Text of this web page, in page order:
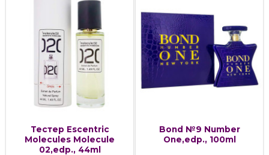
Тестер Escentric
Molecules Molecule
02,edp., 44ml
Bond №9 Number
One,edp., 100ml